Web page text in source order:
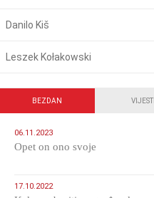
Danilo Kiš
Leszek Kołakowski
BEZDAN VIJESTI
06.11.2023
​Opet on ono svoje
17.10.2022